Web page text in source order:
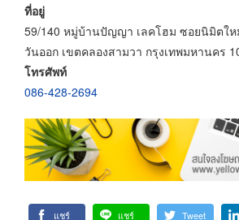
ที่อยู่
59/140 หมู่บ้านปัญญา เลคโฮม ซอยนิมิตให
วันออก เขตคลองสามวา กรุงเทพมหานคร
โทรศัพท์
086-428-2694
แชร์ แชร์ Tweet